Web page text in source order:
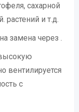
сахарной
и т.д.
замена через .
вентилируется
с